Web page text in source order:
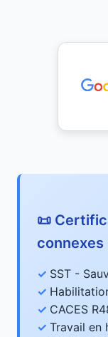
📜
connexes
SST -
CACES
Travail en